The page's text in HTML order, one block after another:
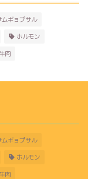
ムギョプサル
ホルモン
牛肉
ムギョプサル
ホルモン
牛肉